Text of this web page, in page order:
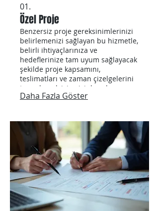
01.
Özel Proje
Benzersiz proje gereksinimlerinizi
belirlemenizi sağlayan bu hizmetle,
belirli ihtiyaçlarınıza ve
hedeflerinize tam uyum sağlayacak
şekilde proje kapsamını,
teslimatları ve zaman çizelgelerini
tanımlamak için sizinle yakın
çalışacağız. Amacımız, özel yürütme
Daha Fazla Göster